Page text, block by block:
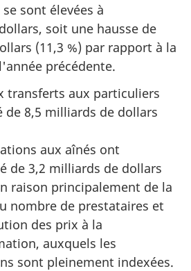
sont élevées à
soit une hausse de
(11,3 %) par rapport à la
précédente.
transferts aux particuliers
de 8,5 milliards de dollars
aux aînés ont
de 3,2 milliards de dollars
raison principalement de la
nombre de prestataires et
des prix à la
auxquels les
sont pleinement indexées.